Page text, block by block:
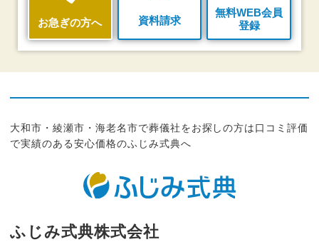
お急ぎの方へ 資料請求
無料WEB会員
登録
大和市・綾瀬市・海老名市で葬儀社をお探しの方は口コミ評価
で実績のある安心価格のふじみ式典へ
ふじみ式典株式会社